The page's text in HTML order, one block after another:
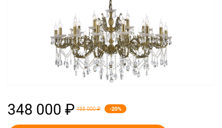
348 000 ₽ 435 000 ₽ -20%